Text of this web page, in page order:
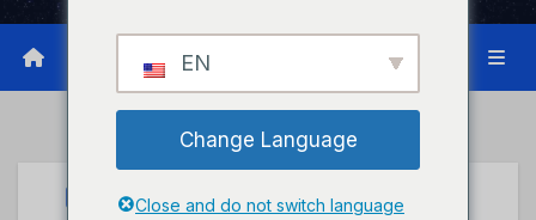
UNCATEGORIZED
EN
Change Language
Close and do not switch language